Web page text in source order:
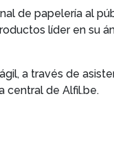
de papelería al
líder en su
a través de
central de Alfil.be.